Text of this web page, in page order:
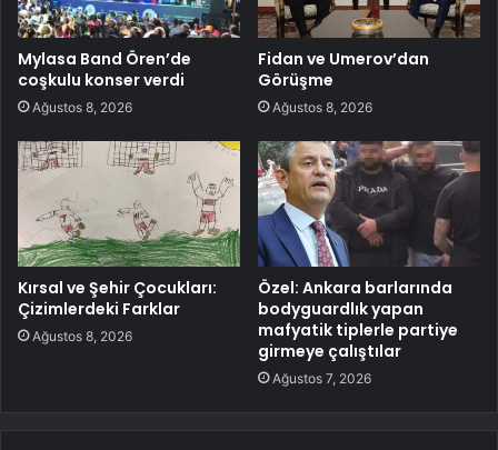
Mylasa Band Ören’de
coşkulu konser verdi
Ağustos 8, 2026
Fidan ve Umerov’dan
Görüşme
Ağustos 8, 2026
Kırsal ve Şehir Çocukları:
Çizimlerdeki Farklar
Ağustos 8, 2026
Özel: Ankara barlarında
bodyguardlık yapan
mafyatik tiplerle partiye
girmeye çalıştılar
Ağustos 7, 2026